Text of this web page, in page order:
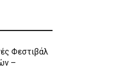
Φεστιβάλ
–